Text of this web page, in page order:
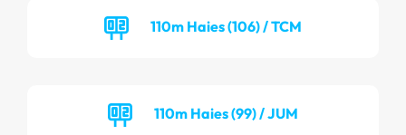
110m Haies (106) / TCM
110m Haies (99) / JUM